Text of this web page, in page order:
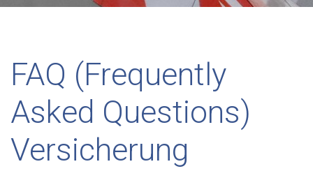
FAQ (Frequently
Asked Questions)
Versicherung